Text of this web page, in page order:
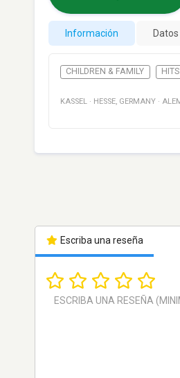
Información
CHILDREN & FAMILY HITS
KASSEL · HESSE, GERMANY ·
Escriba una reseña